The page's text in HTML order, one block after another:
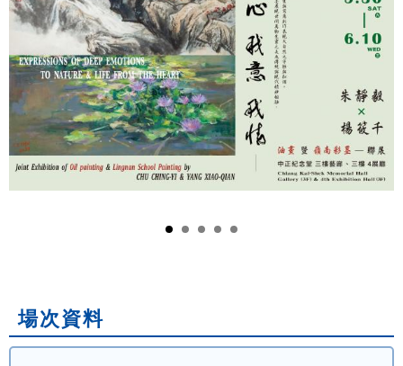
場次資料